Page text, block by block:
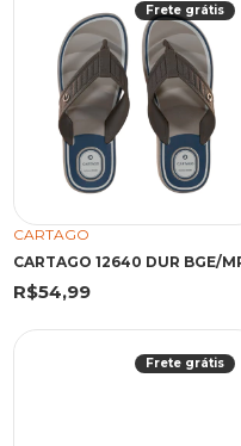
Frete grátis
CARTAGO
R$54,99
Frete grátis